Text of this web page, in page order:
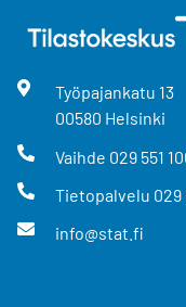
Työpajankatu 13
00580 Helsinki
Vaihde 029 551
Tietopalvelu 029
info@stat.fi